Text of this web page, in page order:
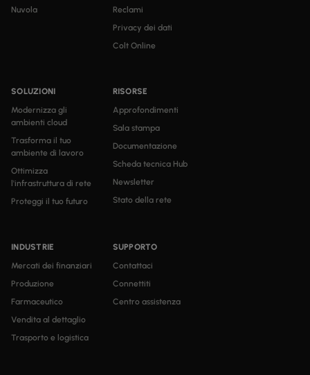
Nuvola
SOLUZIONI
Modernizza gli
ambienti cloud
Trasforma il tuo
ambiente di lavoro
Ottimizza
l'infrastruttura di rete
Proteggi il tuo futuro
INDUSTRIE
Mercati dei finanziari
Produzione
Farmaceutico
Vendita al dettaglio
Trasporto e logistica
RISORSE
Approfondimenti
Sala stampa
Documentazione
Scheda tecnica Hub
Newsletter
Stato della rete
Reclami
Privacy dei dati
Colt Online
SUPPORTO
Contattaci
Connettiti
Centro assistenza